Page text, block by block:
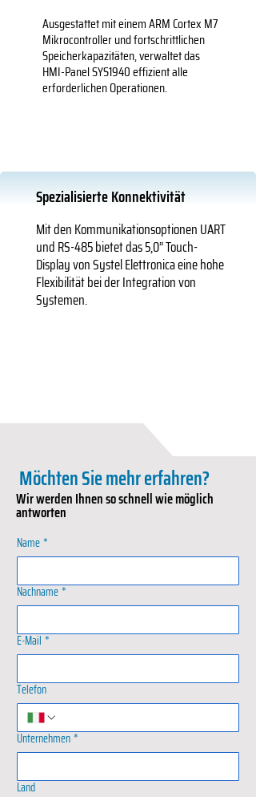
Ausgestattet mit einem ARM Cortex M7
Mikrocontroller und fortschrittlichen
Speicherkapazitäten, verwaltet das
HMI-Panel SYS1940 effizient alle
erforderlichen Operationen.
Spezialisierte Konnektivität
Mit den Kommunikationsoptionen UART
und RS-485 bietet das 5,0” Touch-
Display von Systel Elettronica eine hohe
Flexibilität bei der Integration von
Systemen.
Möchten Sie mehr erfahren?
Wir werden Ihnen so schnell wie möglich
antworten
Name*
Nachname*
E-Mail *
Telefon
Unternehmen*
Land